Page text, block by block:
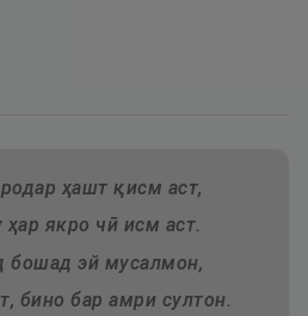
ҳашт қисм аст,
якро чӣ исм аст.
бошад эй мусалмон,
бино бар амри султон.